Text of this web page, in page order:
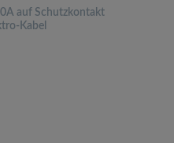
auf Schutzkontakt
Kabel